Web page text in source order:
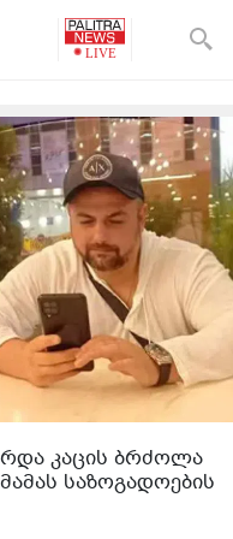
კაცის ბრძოლა
საზოგადოების